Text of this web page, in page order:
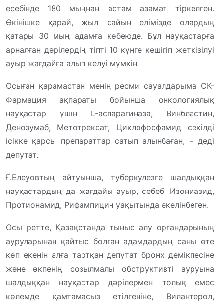
есебінде 180 мыңнан астам азамат тіркелген.
Өкінішке қарай, жыл сайын елімізде олардың
қатары 30 мың адамға көбеюде. Бұл науқастарға
арналған дәрілердің тіпті 10 күнге кешігіп жеткізілуі
ауыр жағдайға алып келуі мүмкін.
Осыған қарамастан менің ресми сауалдарыма СК-
Фармация ақпараты бойынша онкологиялық
науқастар үшін L-аспарагиназа, Винбластин,
Денозумаб, Метотрексат, Циклофосфамид секілді
ісікке қарсы препараттар сатып алынбаған, – деді
депутат.
Ғ.Елеуовтың айтуынша, туберкулезге шалдыққан
науқастардың да жағдайы ауыр, себебі Изониазид,
Протионамид, Рифампицин уақытында әкелінбеген.
Осы ретте, Қазақстанда тыныс алу органдарының
ауруларынан қайтыс болған адамдардың саны өте
көп екенін алға тартқан депутат бронх демікпесіне
және өкпенің созылмалы обструктивті ауруына
шалдыққан науқастар дәрілермен толық емес
көлемде қамтамасыз етілгеніне, Вилантерол,